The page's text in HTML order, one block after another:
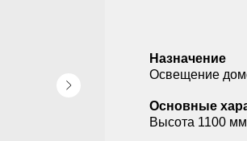
Назначение
Освещение
Основные
Высота 1100 мм